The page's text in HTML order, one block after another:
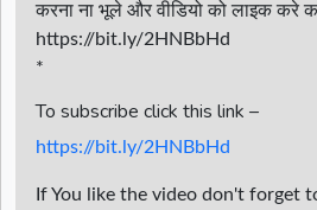
करना ना भूले और वीडियो को लाइक
https://bit.ly/2HNBbHd
*
To subscribe click this link –
https://bit.ly/2HNBbHd
If You like the video don't forget